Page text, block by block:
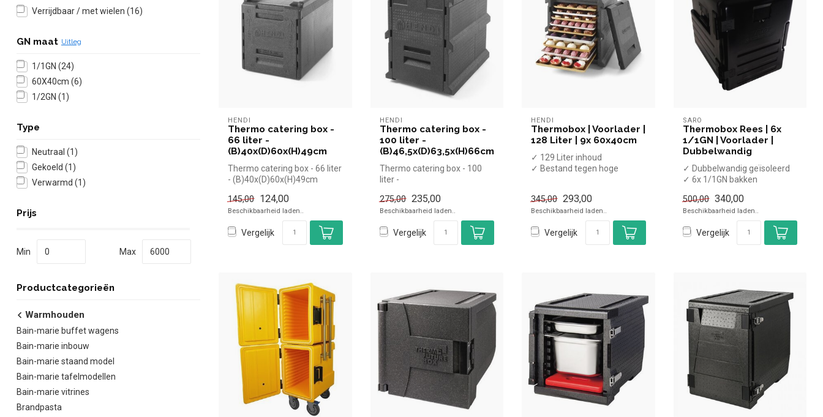
Verrijdbaar / met wielen (16)
GN maat Uitleg
1/1GN (24)
60X40cm (6)
1/2GN (1)
Type
Neutraal (1)
Gekoeld (1)
Verwarmd (1)
Prijs
Min Max
Productcategorieën
Warmhouden
Bain-marie buffet wagens
Bain-marie inbouw
Bain-marie staand model
Bain-marie tafelmodellen
Bain-marie vitrines
Brandpasta
HENDI
Thermo catering box -
66 liter -
(B)40x(D)60x(H)49cm
Thermo catering box - 66 liter
- (B)40x(D)60x(H)49cm
145,00 124,00
Beschikbaarheid laden..
Vergelijk
HENDI
Thermo catering box -
100 liter -
(B)46,5x(D)63,5x(H)66cm
Thermo catering box - 100
liter -
|Hendi simpel en snel ...
275,00 235,00
Beschikbaarheid laden..
Vergelijk
HENDI
Thermobox | Voorlader |
128 Liter | 9x 60x40cm
✓ 129 Liter inhoud
✓ Bestand tegen hoge
✓ Geschik...
345,00 293,00
Beschikbaarheid laden..
Vergelijk
SARO
Thermobox Rees | 6x
1/1GN | Voorlader |
Dubbelwandig
✓ Dubbelwandig geïsoleerd
✓ 6x 1/1GN bakken
500,00 340,00
Beschikbaarheid laden..
Vergelijk